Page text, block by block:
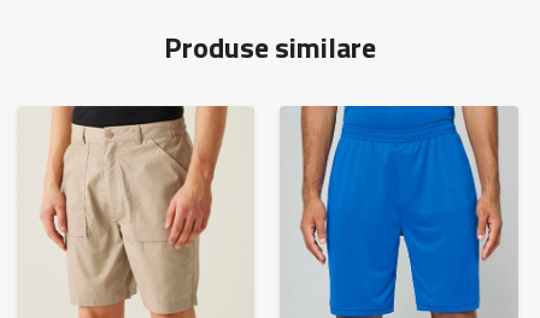
Produse similare